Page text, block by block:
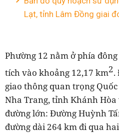
Lạt, tỉnh Lâm Đồng giai
Phường 12 nằm ở phía
tích vào khoảng 12,17 km2.
giao thông quan trọng
Nha Trang, tỉnh Khánh Hòa
đường lớn: Đường Huỳnh
đường dài 264 km đi qua